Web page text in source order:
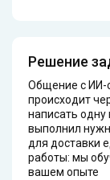
Решение
Общение с ИИ-
происходит
написать
выполнил
для доставки
работы: мы
вашем опыте